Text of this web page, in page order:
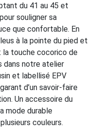
du 41 au 45 et
souligner sa
que confortable. En
à la pointe du pied et
touche cocorico de
notre atelier
et labellisé EPV
d’un savoir-faire
Un accessoire du
mode durable
couleurs.